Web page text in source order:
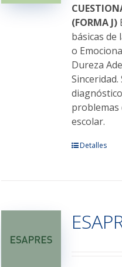
elegir
en
la
página
de
producto
(FORMA J)
básicas
o
Dureza
problemas
escolar.
Este
Las
opciones
Detalles